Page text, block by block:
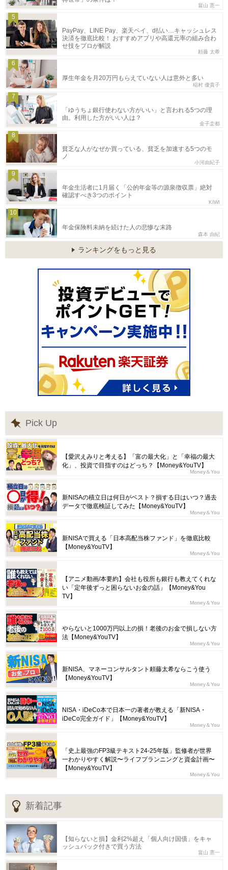
畠山 憲一
5
PayPay、LINE Pay、楽天ペイ、d払い…キャッシュレス
決済を徹底比較！ おすすめアプリや高還元率の組み合わ
せ技をプロが解説
頼藤 太希
6
厚生年金を月20万円もらえていない人は意外と多い
稲村 優貴子
7
「ゆうちょ銀行使わない方がいい」と言われる5つの理
由。利用した方がいい人は？
金子圭都
8
貧乏な人がなぜか買っている、貧乏を加速する5つのモ
ノ
小河由紀子
9
年金生活者に1月届く「公的年金等の源泉徴収票」絶対
確認すべき3つのポイント
KIWI
10
年金保険料未納を続けた人の悲惨な末路
森本 由紀
ランキングをもっと見る
Pick Up
【愛沢えみりと考える】「富の最大化」と「幸福の最大
化」、投資で目指すのはどっち？【Money&YouTV】
Money＆You
新NISAの積立日は何日がベスト？損する日はいつ？過去
データで徹底検証してみた【Money&YouTV】
Money＆You
新NISAで買える「日本高配当株ファンド」を徹底比較
【Money&YouTV】
Money＆You
【アニメ動画/本要約】会社も役所も銀行も教えてくれな
い「定年後ずっと困らないお金の話」【Money&You
TV】
Money＆You
やらないと1000万円以上の損！老後のお金で損しない方
法【Money&YouTV】
Money＆You
新NISA、マネーコンサルタント頼藤太希ならこう使う
【Money&YouTV】
Money＆You
NISA・iDeCo本で日本一の著者が教える「新NISA・
iDeCo完全ガイド」【Money&YouTV】
Money＆You
「史上最強のFP3級テキスト24-25年版」監修者が世界
一わかりやすく解説〜ライフプランニングと資金計画〜
【Money&YouTV】
Money＆You
新着記事
【知らないと損】金利2%超え「個人向け国債」をキャ
ッシュバック付きで買う方法
畠山 憲一